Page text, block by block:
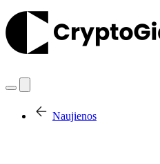
Naujienos